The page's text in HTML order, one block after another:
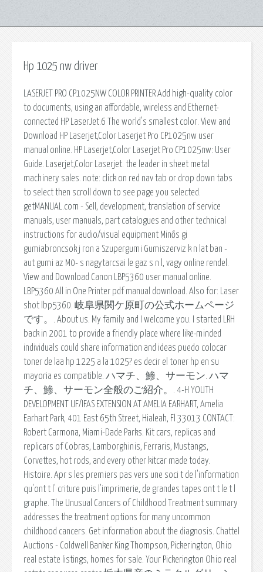
Hp 1025 nw driver
LASERJET PRO CP1025NW COLOR PRINTER Add high-quality color
to documents, using an affordable, wireless and Ethernet-
connected HP LaserJet.6 The world's smallest color. View and
Download HP Laserjet,Color Laserjet Pro CP1025nw user
manual online. HP Laserjet,Color Laserjet Pro CP1025nw: User
Guide. Laserjet,Color Laserjet. the leader in sheet metal
machinery sales. note: click on red nav tab or drop down tabs
to select then scroll down to see page you selected.
getMANUAL.com - Sell, development, translation of service
manuals, user manuals, part catalogues and other technical
instructions for audio/visual equipment Minős gi
gumiabroncsok j ron a Szupergumi Gumiszerviz k n lat ban -
aut gumi az M0- s nagytarcsai le gaz s n l, vagy online rendel.
View and Download Canon LBP5360 user manual online.
LBP5360 All in One Printer pdf manual download. Also for: Laser
shot lbp5360. 岐阜県関ケ原町の公式ホームページ
です。. About us. My family and I welcome you. I started LRH
back in 2001 to provide a friendly place where like-minded
individuals could share information and ideas puedo colocar
toner de laa hp 1225 a la 1025? es decir el toner hp en su
mayoria es compatible. ハマチ、鯵、サーモン. ハマ
チ、鯵、サーモン全般のご紹介。. 4-H YOUTH
DEVELOPMENT UF/IFAS EXTENSION AT AMELIA EARHART, Amelia
Earhart Park, 401 East 65th Street, Hialeah, Fl 33013 CONTACT:
Robert Carmona, Miami-Dade Parks. Kit cars, replicas and
replicars of Cobras, Lamborghinis, Ferraris, Mustangs,
Corvettes, hot rods, and every other kitcar made today.
Histoire. Apr s les premiers pas vers une soci t de l'information
qu'ont t l' criture puis l'imprimerie, de grandes tapes ont t le t l
graphe. The Unusual Cancers of Childhood Treatment summary
addresses the treatment options for many uncommon
childhood cancers. Get information about the diagnosis. Chattel
Auctions - Coldwell Banker King Thompson, Pickerington, Ohio
real estate listings, homes for sale. Your Pickerington Ohio real